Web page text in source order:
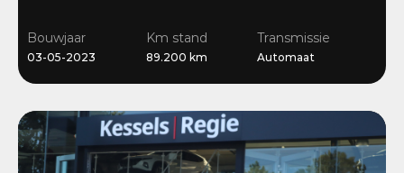
Ambient | Matrix | ACC |
Blis | Keyless
Bouwjaar
03-05-2023
Km stand
89.200 km
Transmissie
Automaat